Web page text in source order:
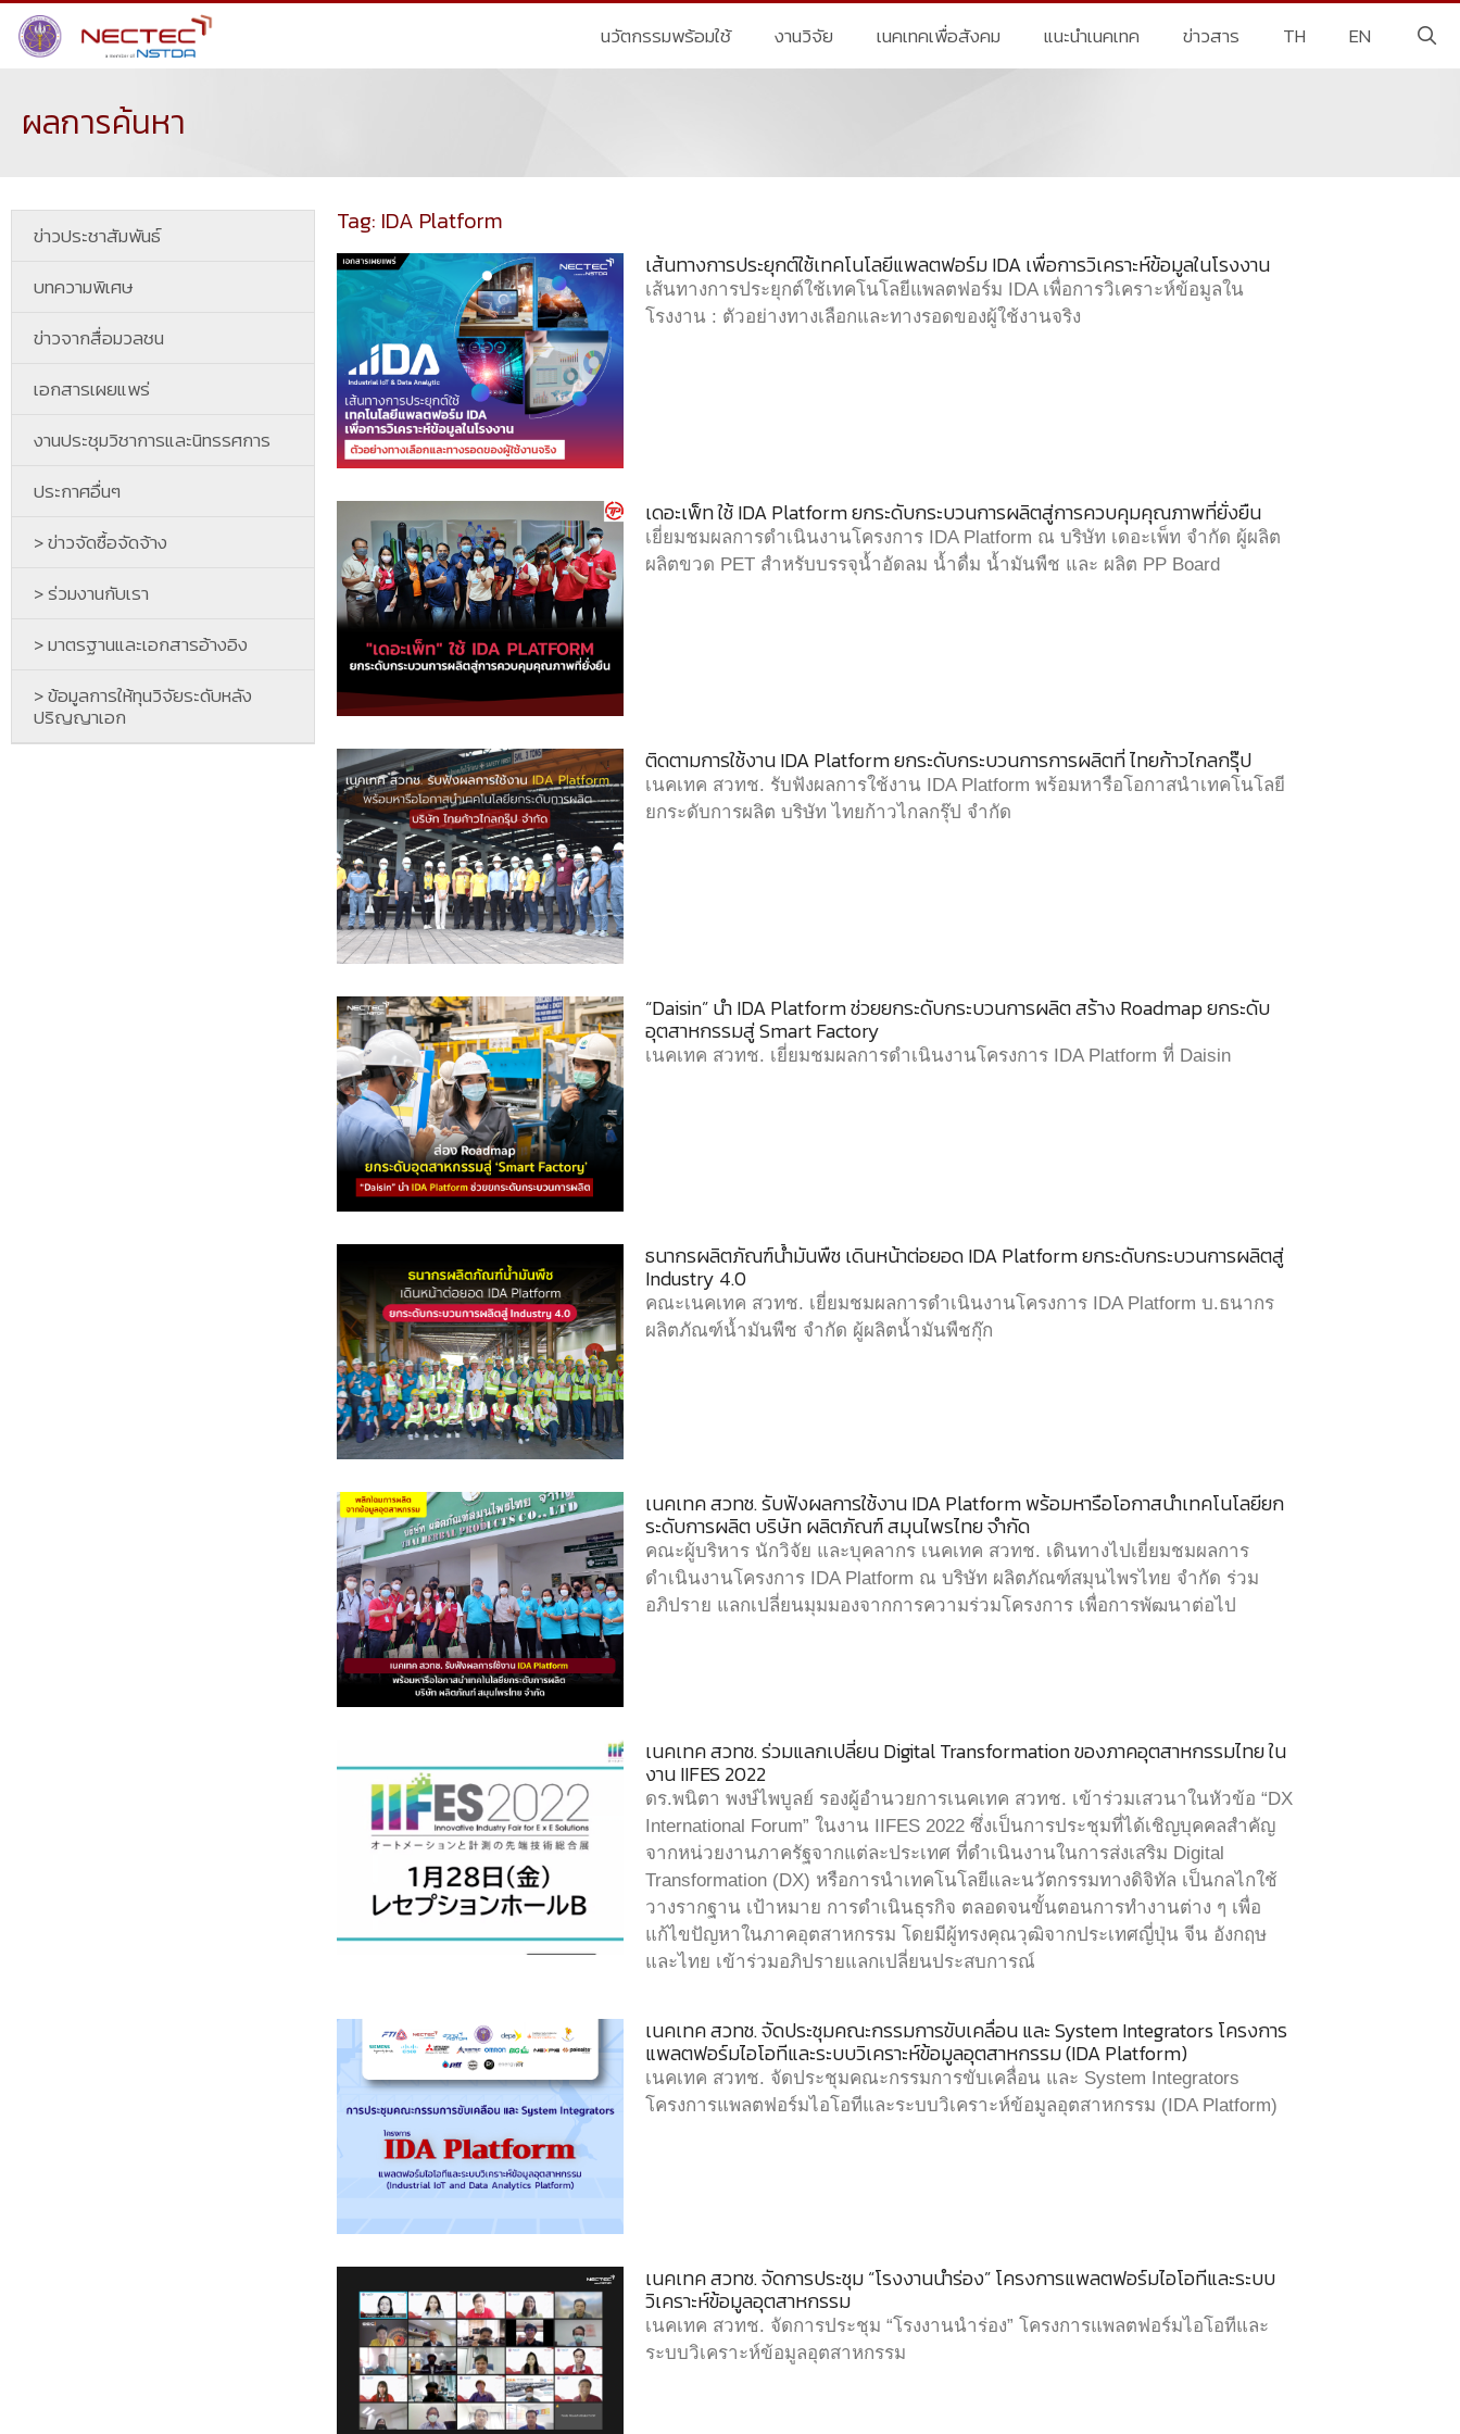
นวัตกรรมพร้อมใช้ งานวิจัย เนคเทคเพื่อสังคม แนะนำเนคเทค ข่าวสาร TH EN
ผลการค้นหา
ข่าวประชาสัมพันธ์
บทความพิเศษ
ข่าวจากสื่อมวลชน
เอกสารเผยแพร่
งานประชุมวิชาการและนิทรรศการ
ประกาศอื่นๆ
> ข่าวจัดซื้อจัดจ้าง
> ร่วมงานกับเรา
> มาตรฐานและเอกสารอ้างอิง
> ข้อมูลการให้ทุนวิจัยระดับหลัง
ปริญญาเอก
Tag: IDA Platform
เส้นทางการประยุกต์ใช้เทคโนโลยีแพลตฟอร์ม IDA เพื่อการวิเคราะห์ข้อมูลในโรงงาน
เส้นทางการประยุกต์ใช้เทคโนโลยีแพลตฟอร์ม IDA เพื่อการวิเคราะห์ข้อมูลใน
โรงงาน : ตัวอย่างทางเลือกและทางรอดของผู้ใช้งานจริง
เดอะเพ็ท ใช้ IDA Platform ยกระดับกระบวนการผลิตสู่การควบคุมคุณภาพที่ยั่งยืน
เยี่ยมชมผลการดำเนินงานโครงการ IDA Platform ณ บริษัท เดอะเพ็ท จำกัด ผู้ผลิต
ผลิตขวด PET สำหรับบรรจุน้ำอัดลม น้ำดื่ม น้ำมันพืช และ ผลิต PP Board
ติดตามการใช้งาน IDA Platform ยกระดับกระบวนการการผลิตที่ ไทยก้าวไกลกรุ๊ป
เนคเทค สวทช. รับฟังผลการใช้งาน IDA Platform พร้อมหารือโอกาสนำเทคโนโลยี
ยกระดับการผลิต บริษัท ไทยก้าวไกลกรุ๊ป จำกัด
“Daisin” นำ IDA Platform ช่วยยกระดับกระบวนการผลิต สร้าง Roadmap ยกระดับ
อุตสาหกรรมสู่ Smart Factory
เนคเทค สวทช. เยี่ยมชมผลการดำเนินงานโครงการ IDA Platform ที่ Daisin
ธนากรผลิตภัณฑ์น้ำมันพืช เดินหน้าต่อยอด IDA Platform ยกระดับกระบวนการผลิตสู่
Industry 4.0
คณะเนคเทค สวทช. เยี่ยมชมผลการดำเนินงานโครงการ IDA Platform บ.ธนากร
ผลิตภัณฑ์น้ำมันพืช จำกัด ผู้ผลิตน้ำมันพืชกุ๊ก
เนคเทค สวทช. รับฟังผลการใช้งาน IDA Platform พร้อมหารือโอกาสนำเทคโนโลยียก
ระดับการผลิต บริษัท ผลิตภัณฑ์ สมุนไพรไทย จำกัด
คณะผู้บริหาร นักวิจัย และบุคลากร เนคเทค สวทช. เดินทางไปเยี่ยมชมผลการ
ดำเนินงานโครงการ IDA Platform ณ บริษัท ผลิตภัณฑ์สมุนไพรไทย จำกัด ร่วม
อภิปราย แลกเปลี่ยนมุมมองจากการความร่วมโครงการ เพื่อการพัฒนาต่อไป
เนคเทค สวทช. ร่วมแลกเปลี่ยน Digital Transformation ของภาคอุตสาหกรรมไทย ใน
งาน IIFES 2022
ดร.พนิตา พงษ์ไพบูลย์ รองผู้อำนวยการเนคเทค สวทช. เข้าร่วมเสวนาในหัวข้อ “DX
International Forum” ในงาน IIFES 2022 ซึ่งเป็นการประชุมที่ได้เชิญบุคคลสำคัญ
จากหน่วยงานภาครัฐจากแต่ละประเทศ ที่ดำเนินงานในการส่งเสริม Digital
Transformation (DX) หรือการนำเทคโนโลยีและนวัตกรรมทางดิจิทัล เป็นกลไกใช้
วางรากฐาน เป้าหมาย การดำเนินธุรกิจ ตลอดจนขั้นตอนการทำงานต่าง ๆ เพื่อ
แก้ไขปัญหาในภาคอุตสาหกรรม โดยมีผู้ทรงคุณวุฒิจากประเทศญี่ปุ่น จีน อังกฤษ
และไทย เข้าร่วมอภิปรายแลกเปลี่ยนประสบการณ์
เนคเทค สวทช. จัดประชุมคณะกรรมการขับเคลื่อน และ System Integrators โครงการ
แพลตฟอร์มไอโอทีและระบบวิเคราะห์ข้อมูลอุตสาหกรรม (IDA Platform)
เนคเทค สวทช. จัดประชุมคณะกรรมการขับเคลื่อน และ System Integrators
โครงการแพลตฟอร์มไอโอทีและระบบวิเคราะห์ข้อมูลอุตสาหกรรม (IDA Platform)
เนคเทค สวทช. จัดการประชุม “โรงงานนำร่อง” โครงการแพลตฟอร์มไอโอทีและระบบ
วิเคราะห์ข้อมูลอุตสาหกรรม
เนคเทค สวทช. จัดการประชุม “โรงงานนำร่อง” โครงการแพลตฟอร์มไอโอทีและ
ระบบวิเคราะห์ข้อมูลอุตสาหกรรม